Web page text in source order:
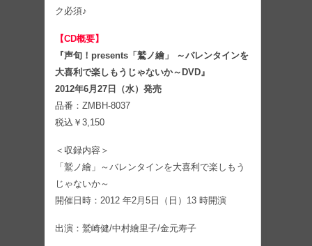
ク必須♪
【CD概要】
『声旬！presents「鷲ノ繪」 ～バレンタインを
大喜利で楽しもうじゃないか～DVD』
2012年6月27日（水）発売
品番：ZMBH-8037
税込￥3,150
＜収録内容＞
「鷲ノ繪」～バレンタインを大喜利で楽しもう
じゃないか～
開催日時：2012 年2月5日（日）13 時開演
出演：鷲崎健/中村繪里子/金元寿子